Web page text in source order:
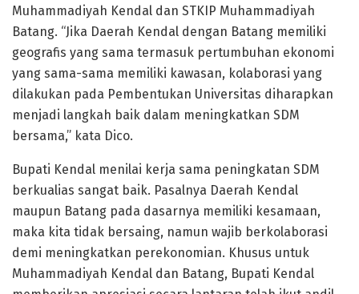
Muhammadiyah Kendal dan STKIP Muhammadiyah
Batang. “Jika Daerah Kendal dengan Batang memiliki
geografis yang sama termasuk pertumbuhan ekonomi
yang sama-sama memiliki kawasan, kolaborasi yang
dilakukan pada Pembentukan Universitas diharapkan
menjadi langkah baik dalam meningkatkan SDM
bersama,” kata Dico.
Bupati Kendal menilai kerja sama peningkatan SDM
berkualias sangat baik. Pasalnya Daerah Kendal
maupun Batang pada dasarnya memiliki kesamaan,
maka kita tidak bersaing, namun wajib berkolaborasi
demi meningkatkan perekonomian. Khusus untuk
Muhammadiyah Kendal dan Batang, Bupati Kendal